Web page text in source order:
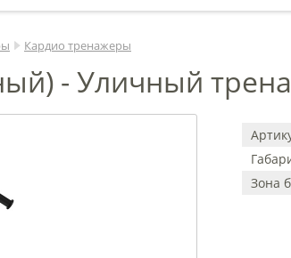
Кардио тренажеры
- Уличный
Зона